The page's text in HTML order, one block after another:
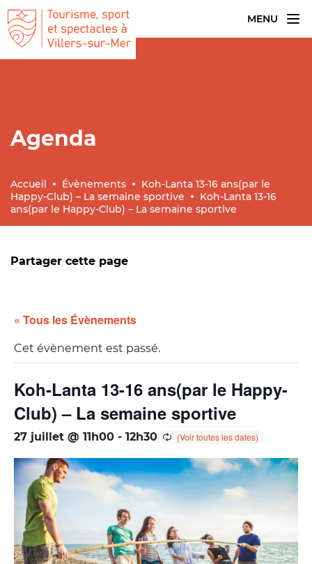
MENU
Accueil Évènements
Koh-Lanta 13-16 ans(par le
Happy-Club) – La semaine sportive
Koh-Lanta 13-16
ans(par le Happy-Club) – La semaine sportive
Agenda
Partager cette page
« Tous les Évènements
Cet évènement est passé.
Koh-Lanta 13-16 ans(par le Happy-
Club) – La semaine sportive
27 juillet @ 11h00 - 12h30